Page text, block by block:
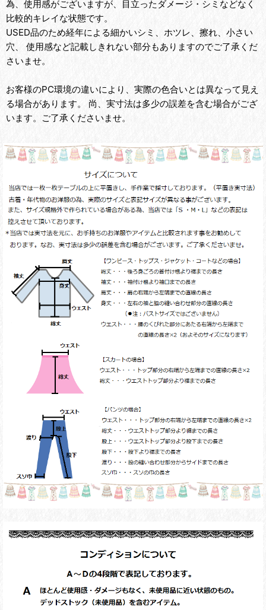
為、使用感がございますが、目立ったダメージ・シミなどなく
比較的キレイな状態です。
USED品のため経年による細かいシミ、ホツレ、擦れ、小さい
穴、 使用感など記載しきれない部分もありますのでご了承くだ
さいませ。
お客様のPC環境の違いにより、実際の色合いとは異なって見え
る場合があります。 尚、実寸法は多少の誤差を含む場合がござ
います。ご了承くださいませ。